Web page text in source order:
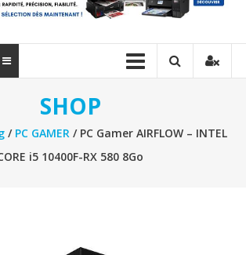
SHOP
/ PC GAMER/ PC Gamer AIRFLOW – INTEL
i5 10400F-RX 580 8Go